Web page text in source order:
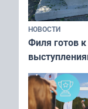
НОВОСТИ
Филя готов к
мурманском
рассказали
тюленей